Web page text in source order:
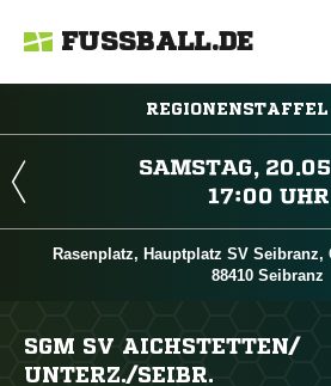
FUSSBALL.DE

 
Rasenplatz, Hauptplatz SV
88410 Seibranz
SGM SV AICHSTETTEN/​
UNTERZ./​SEIBR.